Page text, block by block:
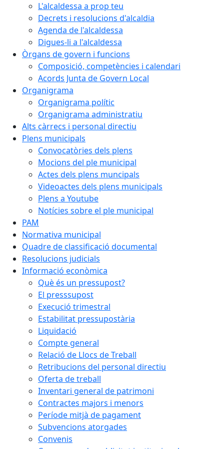
L'alcaldessa a prop teu
Decrets i resolucions d'alcaldia
Agenda de l'alcaldessa
Digues-li a l'alcaldessa
Òrgans de govern i funcions
Composició, competències i calendari
Acords Junta de Govern Local
Organigrama
Organigrama polític
Organigrama administratiu
Alts càrrecs i personal directiu
Plens municipals
Convocatòries dels plens
Mocions del ple municipal
Actes dels plens muncipals
Videoactes dels plens municipals
Plens a Youtube
Notícies sobre el ple municipal
PAM
Normativa municipal
Quadre de classificació documental
Resolucions judicials
Informació econòmica
Què és un pressupost?
El presssupost
Execució trimestral
Estabilitat pressupostària
Liquidació
Compte general
Relació de Llocs de Treball
Retribucions del personal directiu
Oferta de treball
Inventari general de patrimoni
Contractes majors i menors
Període mitjà de pagament
Subvencions atorgades
Convenis